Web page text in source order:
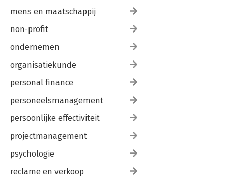
mens en maatschappij
non-profit
ondernemen
organisatiekunde
personal finance
personeelsmanagement
persoonlijke effectiviteit
projectmanagement
psychologie
reclame en verkoop